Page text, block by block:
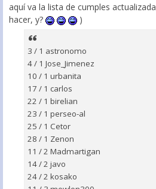
aquí va la lista de cumples actualizada
hacer, y?
)
3 / 1 astronomo
4 / 1 Jose_Jimenez
10 / 1 urbanita
17 / 1 carlos
22 / 1 birelian
23 / 1 perseo-al
25 / 1 Cetor
28 / 1 Zenon
11 / 2 Madmartigan
14 / 2 javo
24 / 2 kosako